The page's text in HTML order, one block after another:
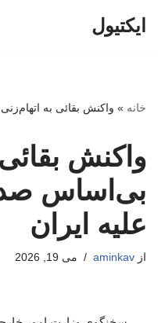
ایکتیول
خانه » واکنش بقائی به
واکنش
بی‌اساس
علیه ایران
از aminkav می 19, 2026